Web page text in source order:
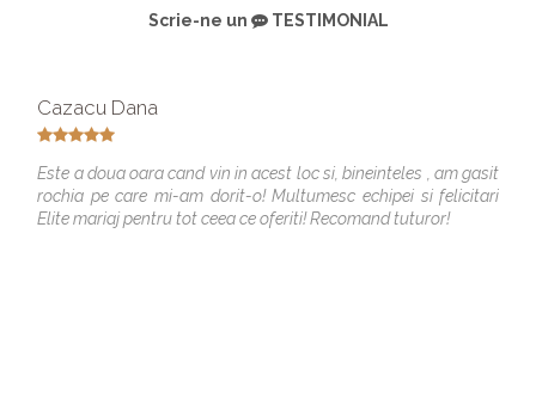
Scrie-ne un TESTIMONIAL
Cazacu Dana
Este a doua oara cand vin in acest loc si, bineinteles , am gasit
rochia pe care mi-am dorit-o! Multumesc echipei si felicitari
Elite mariaj pentru tot ceea ce oferiti! Recomand tuturor!